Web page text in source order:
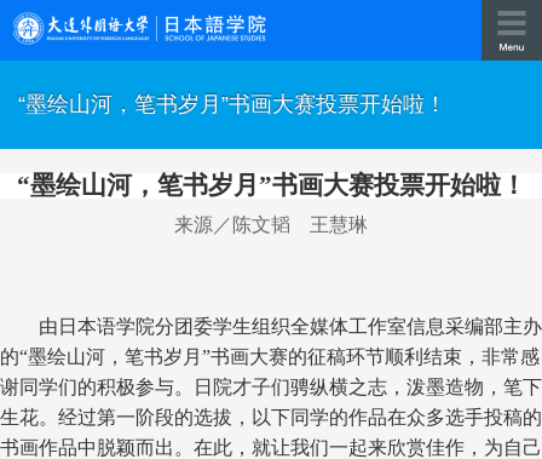
“墨绘山河，笔书岁月”书画大赛投票开始啦！
“墨绘山河，笔书岁月”书画大赛投票开始啦！
来源／陈文韬 王慧琳
由日本语学院分团委学生组织全媒体工作室信息采编部主办
的“墨绘山河，笔书岁月”书画大赛的征稿环节顺利结束，非常感
谢同学们的积极参与。日院才子们骋纵横之志，泼墨造物，笔下
生花。经过第一阶段的选拔，以下同学的作品在众多选手投稿的
书画作品中脱颖而出。在此，就让我们一起来欣赏佳作，为自己